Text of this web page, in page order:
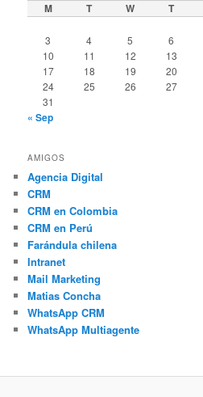
M T W T
3
4 5 6
10
11 12 13
17
18 19 20
24
25 26 27
31
« Sep
AMIGOS
Agencia Digital
CRM
CRM en Colombia
CRM en Perú
Farándula chilena
Intranet
Mail Marketing
Matias Concha
WhatsApp CRM
WhatsApp Multiagente